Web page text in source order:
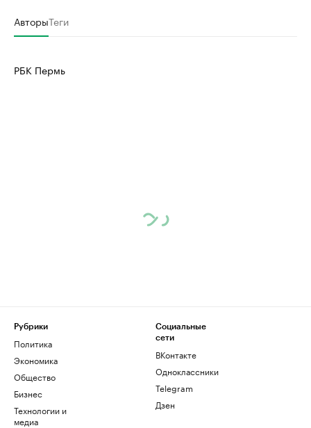
АвторыТеги
РБК Пермь
Рубрики
Политика
Экономика
Общество
Бизнес
Технологии и
медиа
Социальные
сети
ВКонтакте
Одноклассники
Telegram
Дзен